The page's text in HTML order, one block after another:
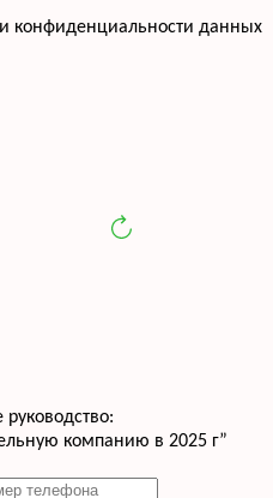
конфиденциальности данных
компанию в 2025 г”